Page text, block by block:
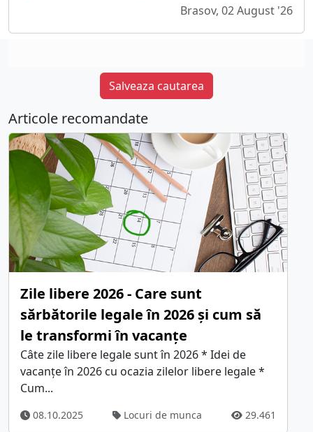
Brasov, 02 August '26
Salveaza cautarea
Articole recomandate
Zile libere 2026 - Care sunt
sărbătorile legale în 2026 și cum să
le transformi în vacanțe
Câte zile libere legale sunt în 2026 * Idei de
vacanțe în 2026 cu ocazia zilelor libere legale *
Cum...
08.10.2025 Locuri de munca 29.461